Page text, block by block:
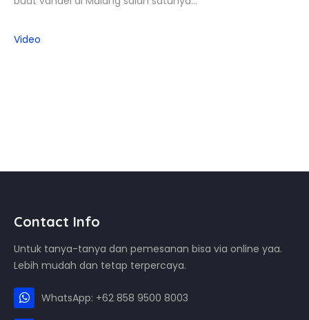
Video
Contact Info
Untuk tanya-tanya dan pemesanan bisa via online yaa.
Lebih mudah dan tetap terpercaya.
WhatsApp: +62 858 9500 8003